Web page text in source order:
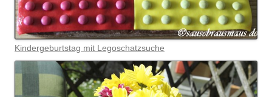
Kindergeburtstag mit Legoschatzsuche